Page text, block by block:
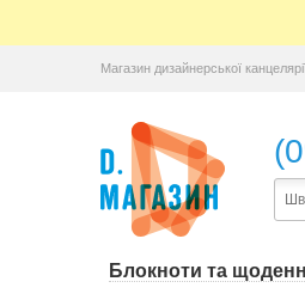
Магазин дизайнерської
Блокноти та